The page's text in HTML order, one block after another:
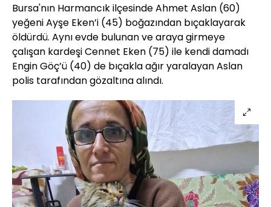
Bursa'nın Harmancık ilçesinde Ahmet Aslan (60)
yeğeni Ayşe Eken’i (45) boğazından bıçaklayarak
öldürdü. Aynı evde bulunan ve araya girmeye
çalışan kardeşi Cennet Eken (75) ile kendi damadı
Engin Göç’ü (40) de bıçakla ağır yaralayan Aslan
polis tarafından gözaltına alındı.